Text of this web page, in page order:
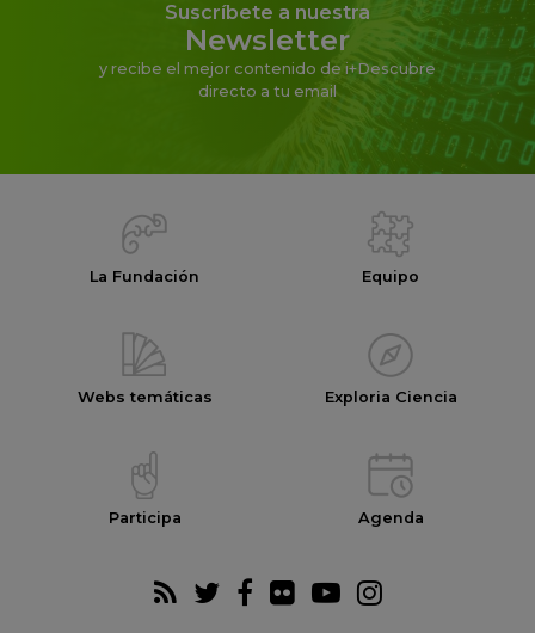
Suscríbete a nuestra
Newsletter
y recibe el mejor contenido de i+Descubre
directo a tu email
La Fundación Equipo
Webs temáticas Exploria Ciencia
Participa Agenda